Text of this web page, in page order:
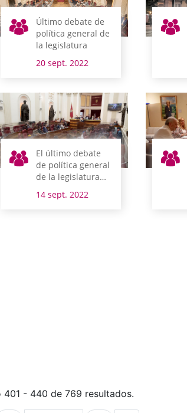
Último debate de
política general de
la legislatura
20 sept. 2022
El último debate
de política general
de la legislatura
días 19 y 20 de
14 sept. 2022
- 440 de 769 resultados.